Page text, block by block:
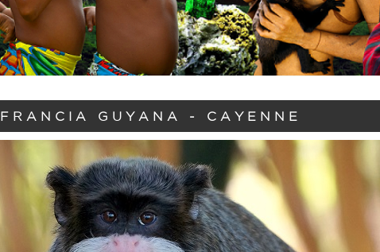
FRANCIA GUYANA - CAYENNE